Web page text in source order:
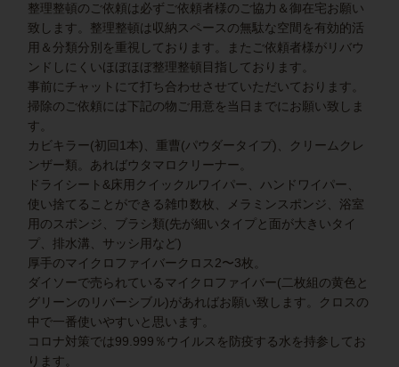
整理整頓のご依頼は必ずご依頼者様のご協力＆御在宅お願い
致します。整理整頓は収納スペースの無駄な空間を有効的活
用＆分類分別を重視しております。またご依頼者様がリバウ
ンドしにくいほぼほぼ整理整頓目指しております。
事前にチャットにて打ち合わせさせていただいております。
掃除のご依頼には下記の物ご用意を当日までにお願い致しま
す。
カビキラー(初回1本)、重曹(パウダータイプ)、クリームクレ
ンザー類。あればウタマロクリーナー。
ドライシート&床用クイックルワイパー、ハンドワイパー、
使い捨てることができる雑巾数枚、メラミンスポンジ、浴室
用のスポンジ、ブラシ類(先が細いタイプと面が大きいタイ
プ、排水溝、サッシ用など)
厚手のマイクロファイバークロス2〜3枚。
ダイソーで売られているマイクロファイバー(二枚組の黄色と
グリーンのリバーシブル)があればお願い致します。クロスの
中で一番使いやすいと思います。
コロナ対策では99.999％ウイルスを防疫する水を持参してお
ります。